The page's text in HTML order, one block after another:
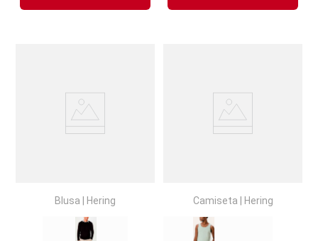
Blusa Hering Camiseta Hering